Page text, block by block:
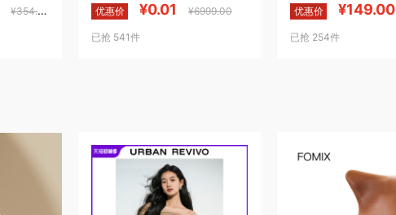
¥354.00 优惠价 ¥0.01 ¥6999.00
已抢 541件
优惠价 ¥149.00
已抢 254件